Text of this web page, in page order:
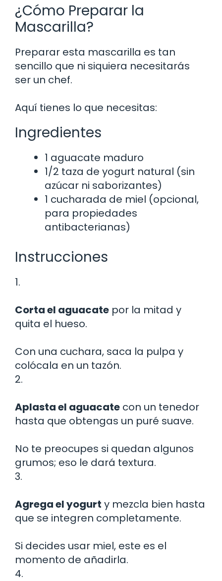
¿Cómo Preparar la
Mascarilla?
Preparar esta mascarilla es tan
sencillo que ni siquiera necesitarás
ser un chef.
Aquí tienes lo que necesitas:
Ingredientes
1 aguacate maduro
1/2 taza de yogurt natural (sin
azúcar ni saborizantes)
1 cucharada de miel (opcional,
para propiedades
antibacterianas)
Instrucciones
1.
Corta el aguacate por la mitad y
quita el hueso.
Con una cuchara, saca la pulpa y
colócala en un tazón.
2.
Aplasta el aguacate con un tenedor
hasta que obtengas un puré suave.
No te preocupes si quedan algunos
grumos; eso le dará textura.
3.
Agrega el yogurt y mezcla bien hasta
que se integren completamente.
Si decides usar miel, este es el
momento de añadirla.
4.